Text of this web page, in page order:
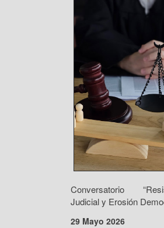
Conversatorio
Judicial y Erosión
29 Mayo 2026